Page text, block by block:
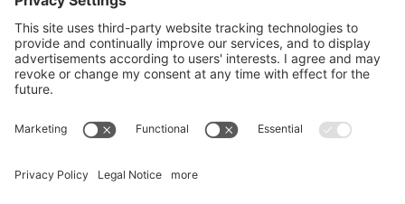
Datenschutzerklärung
Impressum
Presse
Urheberrecht
Mitglied bei:
Die Jungen Unternehmer